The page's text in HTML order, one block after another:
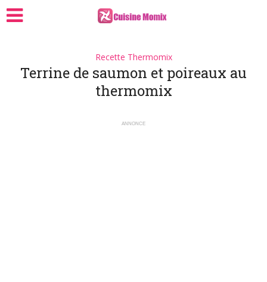
Recette Thermomix
Terrine de saumon et poireaux au
thermomix
ANNONCE